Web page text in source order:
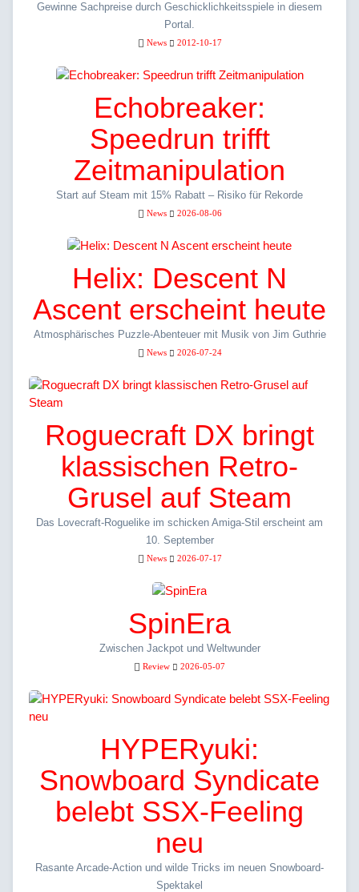
Gewinne Sachpreise durch Geschicklichkeitsspiele in diesem
Portal.
News 2012-10-17
Echobreaker:
Speedrun trifft
Zeitmanipulation
Start auf Steam mit 15% Rabatt – Risiko für Rekorde
News 2026-08-06
Helix: Descent N
Ascent erscheint heute
Atmosphärisches Puzzle-Abenteuer mit Musik von Jim Guthrie
News 2026-07-24
Roguecraft DX bringt
klassischen Retro-
Grusel auf Steam
Das Lovecraft-Roguelike im schicken Amiga-Stil erscheint am
10. September
News 2026-07-17
SpinEra
Zwischen Jackpot und Weltwunder
Review 2026-05-07
HYPERyuki:
Snowboard Syndicate
belebt SSX-Feeling
neu
Rasante Arcade-Action und wilde Tricks im neuen Snowboard-
Spektakel